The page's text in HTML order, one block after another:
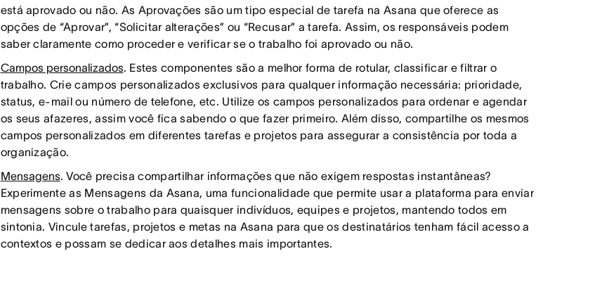
está aprovado ou não. As Aprovações são um tipo especial de tarefa na Asana que oferece as
opções de “Aprovar”, “Solicitar alterações” ou “Recusar” a tarefa. Assim, os responsáveis podem
saber claramente como proceder e verificar se o trabalho foi aprovado ou não.
Campos personalizados. Estes componentes são a melhor forma de rotular, classificar e filtrar o
trabalho. Crie campos personalizados exclusivos para qualquer informação necessária: prioridade,
status, e-mail ou número de telefone, etc. Utilize os campos personalizados para ordenar e agendar
os seus afazeres, assim você fica sabendo o que fazer primeiro. Além disso, compartilhe os mesmos
campos personalizados em diferentes tarefas e projetos para assegurar a consistência por toda a
organização.
Mensagens. Você precisa compartilhar informações que não exigem respostas instantâneas?
Experimente as Mensagens da Asana, uma funcionalidade que permite usar a plataforma para enviar
mensagens sobre o trabalho para quaisquer indivíduos, equipes e projetos, mantendo todos em
sintonia. Vincule tarefas, projetos e metas na Asana para que os destinatários tenham fácil acesso a
contextos e possam se dedicar aos detalhes mais importantes.